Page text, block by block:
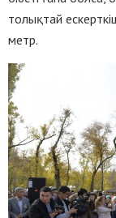
толықтай
метр.